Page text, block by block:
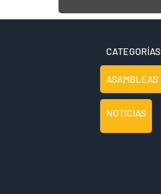
CATEGORÍAS
ASAMBLEAS
NOTICIAS